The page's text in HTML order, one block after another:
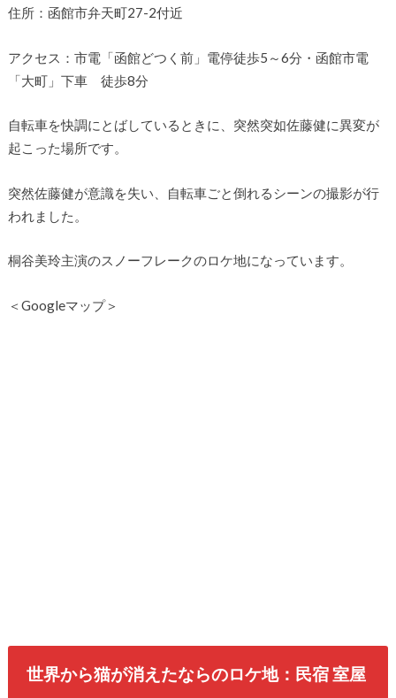
住所：函館市弁天町27-2付近
アクセス：市電「函館どつく前」電停徒歩5～6分・函館市電
「大町」下車 徒歩8分
自転車を快調にとばしているときに、突然突如佐藤健に異変が
起こった場所です。
突然佐藤健が意識を失い、自転車ごと倒れるシーンの撮影が行
われました。
桐谷美玲主演のスノーフレークのロケ地になっています。
＜Googleマップ＞
世界から猫が消えたならのロケ地：民宿 室屋